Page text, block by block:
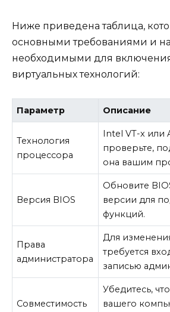
Ниже приведена таблица,
основными требованиями и
необходимыми для
виртуальных технологий:
Параметр Описание
Технология
процессора
Intel VT-x или
проверьте,
она вашим
Версия BIOS
Обновите
версии для
функций.
Права
администратора
Для
требуется
записью
Совместимость
Убедитесь,
вашего